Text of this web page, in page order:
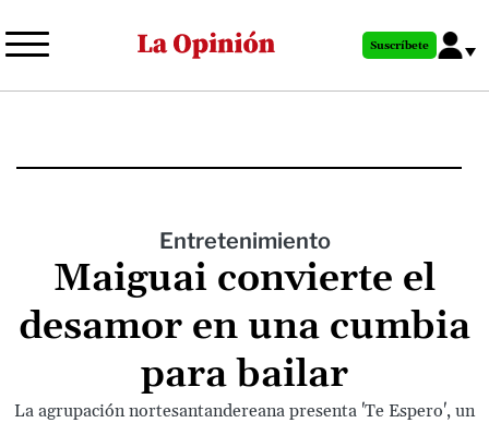
al
principal
Suscríbete
Entretenimiento
Maiguai convierte el
desamor en una cumbia
para bailar
La agrupación nortesantandereana presenta 'Te Espero', un